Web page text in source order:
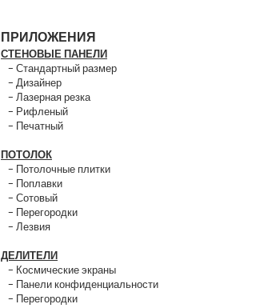
ПРИЛОЖЕНИЯ
СТЕНОВЫЕ ПАНЕЛИ
- Стандартный размер
- Дизайнер
- Лазерная резка
- Рифленый
- Печатный
ПОТОЛОК
- Потолочные плитки
- Поплавки
- Сотовый
- Перегородки
- Лезвия
ДЕЛИТЕЛИ
- Космические экраны
- Панели конфиденциальности
- Перегородки